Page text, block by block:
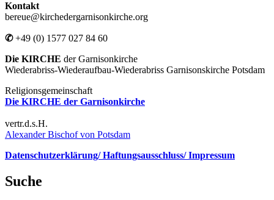
Kontakt
bereue@kirchedergarnisonkirche.org
✆+49 (0) 1577 027 84 60
Die KIRCHE der Garnisonkirche
Wiederabriss-Wiederaufbau-Wiederabriss Garnisonskirche Potsdam
Religionsgemeinschaft
Die KIRCHE der Garnisonkirche
vertr.d.s.H.
Alexander Bischof von Potsdam
Datenschutzerklärung/ Haftungsausschluss/ Impressum
Suche